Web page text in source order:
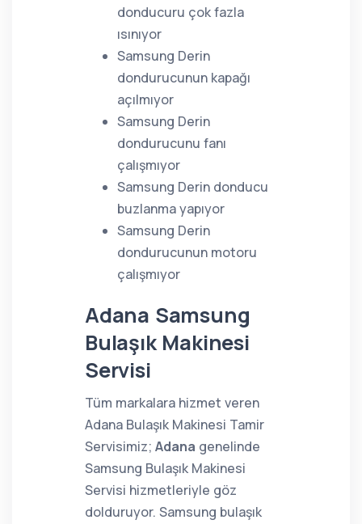
donducuru çok fazla
ısınıyor
Samsung Derin
dondurucunun kapağı
açılmıyor
Samsung Derin
dondurucunu fanı
çalışmıyor
Samsung Derin donducu
buzlanma yapıyor
Samsung Derin
dondurucunun motoru
çalışmıyor
Adana Samsung
Bulaşık Makinesi
Servisi
Tüm markalara hizmet veren
Adana Bulaşık Makinesi Tamir
Servisimiz; Adana genelinde
Samsung Bulaşık Makinesi
Servisi hizmetleriyle göz
dolduruyor. Samsung bulaşık